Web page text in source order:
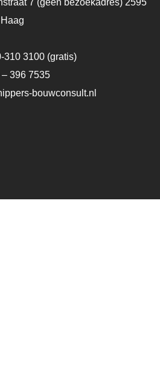
7 (geen bezoekadres) 2595
310 3100(gratis)
– 396 7535
bouwconsult.nl